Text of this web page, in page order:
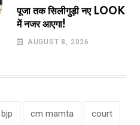
पूजा तक सिलीगुड़ी नए LOOK
में नजर आएगा!
AUGUST 8, 2026
bjp cm mamta court